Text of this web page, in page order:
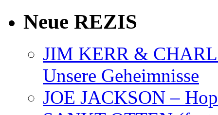
Neue REZIS
JIM KERR &
Unsere Geheimnisse
JOE JACKSON –